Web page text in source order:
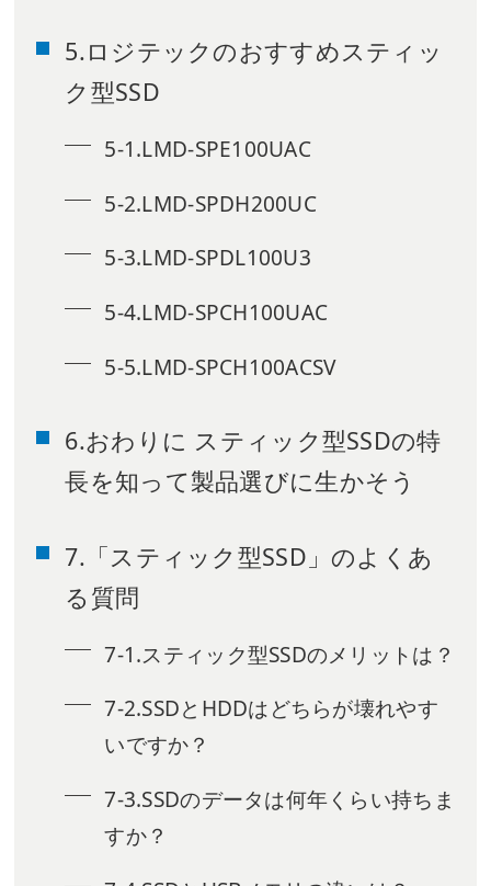
5.ロジテックのおすすめスティッ
ク型SSD
5-1.LMD-SPE100UAC
5-2.LMD-SPDH200UC
5-3.LMD-SPDL100U3
5-4.LMD-SPCH100UAC
5-5.LMD-SPCH100ACSV
6.おわりに スティック型SSDの特
長を知って製品選びに生かそう
7.「スティック型SSD」のよくあ
る質問
7-1.スティック型SSDのメリットは？
7-2.SSDとHDDはどちらが壊れやす
いですか？
7-3.SSDのデータは何年くらい持ちま
すか？